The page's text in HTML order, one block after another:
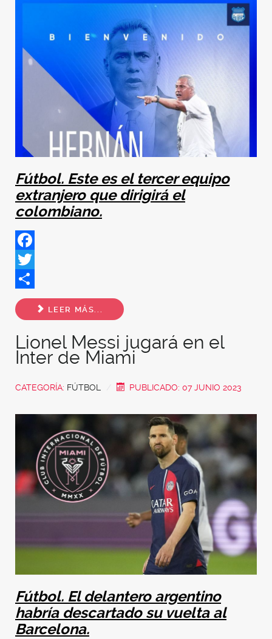
Fútbol. Este es el tercer equipo
extranjero que dirigirá el
colombiano.
Facebook
Twitter
Share
LEER MÁS...
Lionel Messi jugará en el
Inter de Miami
CATEGORÍA: FÚTBOL PUBLICADO: 07 JUNIO 2023
Fútbol. El delantero argentino
habría descartado su vuelta al
Barcelona.